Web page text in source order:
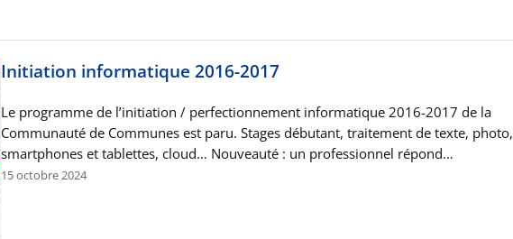
Initiation informatique 2016-2017
Le programme de l’initiation / perfectionnement informatique 2016-2017 de la
Communauté de Communes est paru. Stages débutant, traitement de texte, photo,
smartphones et tablettes, cloud… Nouveauté : un professionnel répond…
15 octobre 2024